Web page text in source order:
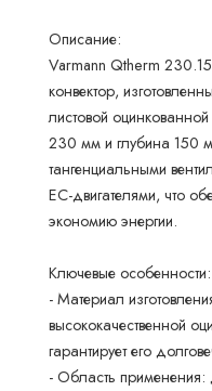
Описание:
Varmann Qtherm
конвектор,
листовой
230 мм и глубина 150
тангенциальными
EC-двигателями, что
экономию энергии.
Ключевые особенности:
- Материал
высококачественной
гарантирует его
- Область